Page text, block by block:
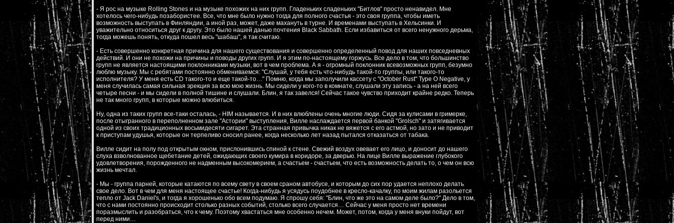
- Я рос на музыке Rolling Stones и на музыке похожих на них групп. Гладеньких сладеньких "Битлов" просто ненавидел. Мне
хотелось чего-нибудь позабористее. Все, что мне было нужно тогда для полного счастья - это своя группа, чтобы иметь
возможность выступать в Финляндии, а иной раз, может, даже махануть в турне. И временами выступать в Хельсинки. И
уважительно относиться друг к другу. Это было нашей данью почтения Black Sabbath. Если избавиться от всего ненужного дерьма,
тогда можешь понять, откуда пошел весь "шабаш", я так считаю.
- Есть совершенно конкретная причина для нашего существования и совершенно определенный повод для наших повседневных
действий. И они не похожи на причины и поводы других групп. И я этим по-настоящему горжусь. Все дело в том, что большинство
групп не является настоящими поклонниками музыки, вот в чем проблема. А я - огромный поклонник всевозможных групп, безумно
люблю музыку. Мы с ребятами постоянно обмениваемся: "Слушай, у тебя есть что-нибудь такой-то группы, или такого-то
исполнителя? У меня есть CD такого-то и еще такой-то…" Помню, когда мы заполучили кассету с "October Rust" Type O Negative, у
меня случилась самая сильная эрекция за всю мою жизнь. Мы сидели у кого-то в комнате, слушали эту запись - а на ней всего
четыре песни - и мы сидели в полной тишине и слушали. Блин, я так завелся! Сейчас такое чувство приходит крайне редко. Теперь
не так много групп, в которые можно влюбиться.
Ну, одна из таких групп все-таки осталась, - HIM называется. И в них влюблены очень многие люди. Сидя за кулисами в гримерке,
после отыгранного в переполненном зале "Астории" выступления, Вилле наслаждается первой банкой "Grolsch" и затягивается
одной из своих традиционных восьмидесяти сигарет. Эта странная привычка никак не вяжется с его астмой, но зато и не приводит
к приступам удушья, которые он терпеливо сносил ранее, когда несколько лет назад пытался отказаться от табака.
Вилле сидит на полу под открытым окном, прислонившись спиной к стене. Свежий воздух овевает его лицо, и доносит до нашего
слуха взволнованное щебетание детей, ожидающих своего кумира в коридоре, за дверью. На лице Вилле выражение глубокого
удовлетворения, порожденного не надменным высокомерием, а счастьем - счастьем, что есть возможность делать то, о чем он всю
жизнь мечтал.
- Мы - группа парней, которые катаются по всему свету в своем сраном автобусе, и которым до сих пор удается неплохо делать
свое дело. Вот в чем для меня настоящее счастье! Когда-нибудь я усядусь поудобнее в кресло-качалку, по моим жилам разольется
тепло от Jack Daniel's, и тогда я хорошенько обо всем подумаю. Я спрошу себя: "Блин, что же это на самом деле было?" Дело в том,
что с нами постоянно происходит столько разных событий, столько всего случается… Сейчас у меня просто нет времени
поразмыслить и разобраться, что к чему. Поэтому хвастаться мне особенно нечем. Может, потом, когда у меня внуки пойдут, вот
перед ними…